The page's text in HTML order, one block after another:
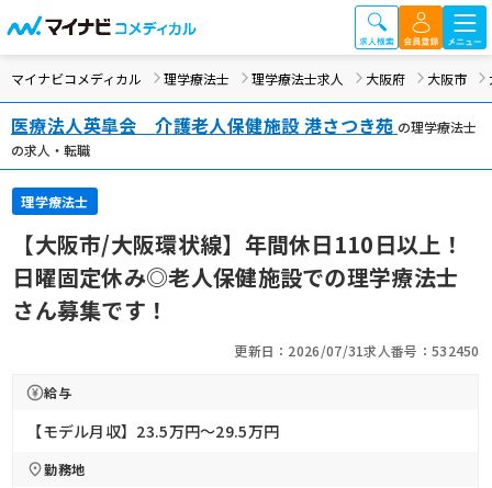
マイナビコメディカル 理学療法士 理学療法士求人 大阪府 大阪市
医療法人英皐会 介護老人保健施設 港さつき苑 の理学療法士
の求人・転職
理学療法士
【大阪市/大阪環状線】年間休日110日以上！
日曜固定休み◎老人保健施設での理学療法士
さん募集です！
更新日：2026/07/31求人番号：532450
給与
【モデル月収】23.5万円〜29.5万円
勤務地